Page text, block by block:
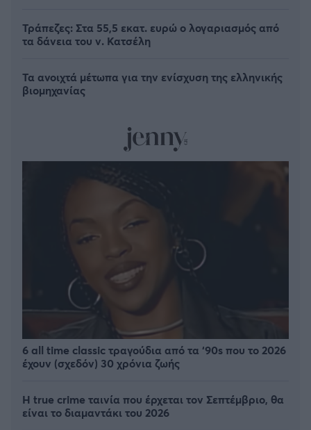
Τράπεζες: Στα 55,5 εκατ. ευρώ ο λογαριασμός από
τα δάνεια του ν. Κατσέλη
Τα ανοιχτά μέτωπα για την ενίσχυση της ελληνικής
βιομηχανίας
6 all time classic τραγούδια από τα ‘90s που το 2026
έχουν (σχεδόν) 30 χρόνια ζωής
Η true crime ταινία που έρχεται τον Σεπτέμβριο, θα
είναι το διαμαντάκι του 2026